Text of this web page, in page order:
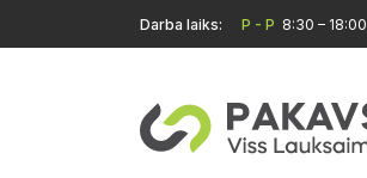
Darba laiks: P - P 8:30 – 18:00